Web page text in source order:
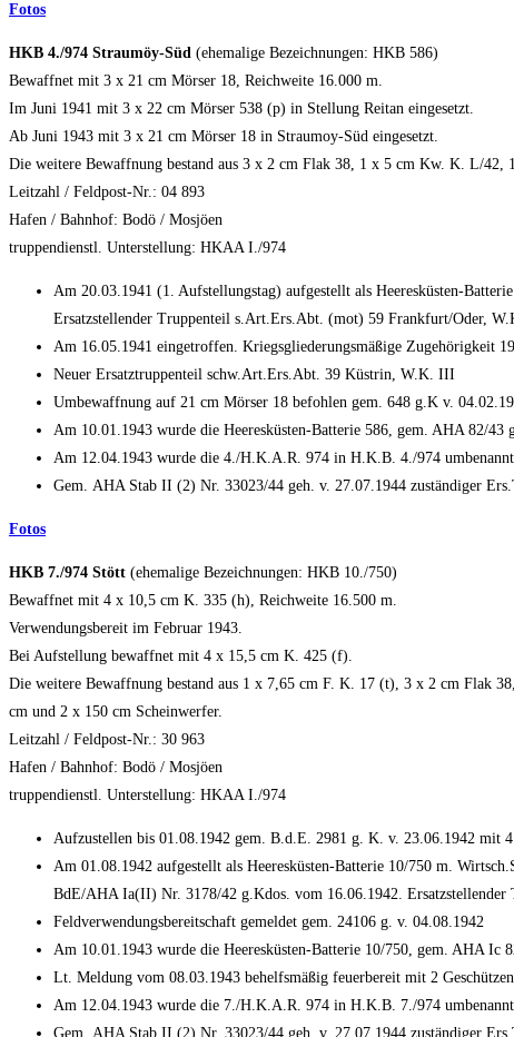
Fotos
HKB 4./974 Straumöy-Süd (ehemalige Bezeichnungen: HKB 586)
Bewaffnet mit 3 x 21 cm Mörser 18, Reichweite 16.000 m.
Im Juni 1941 mit 3 x 22 cm Mörser 538 (p) in Stellung Reitan eingesetzt.
Ab Juni 1943 mit 3 x 21 cm Mörser 18 in Straumoy-Süd eingesetzt.
Die weitere Bewaffnung bestand aus 3 x 2 cm Flak 38, 1 x 5 cm Kw. K. L/
Leitzahl / Feldpost-Nr.: 04 893
Hafen / Bahnhof: Bodö / Mosjöen
truppendienstl. Unterstellung: HKAA I./974
Am 20.03.1941 (1. Aufstellungstag) aufgestellt als Heeresküsten-
Ersatzstellender Truppenteil s.Art.Ers.Abt. (mot) 59 Frankfurt/Oder,
Am 16.05.1941 eingetroffen. Kriegsgliederungsmäßige Zugehörigkeit
Neuer Ersatztruppenteil schw.Art.Ers.Abt. 39 Küstrin, W.K. III
Umbewaffnung auf 21 cm Mörser 18 befohlen gem. 648 g.K v.
Am 10.01.1943 wurde die Heeresküsten-Batterie 586, gem. AHA 82/
Am 12.04.1943 wurde die 4./H.K.A.R. 974 in H.K.B. 4./974 umbenannt
Gem. AHA Stab II (2) Nr. 33023/44 geh. v. 27.07.1944 zuständiger
Fotos
HKB 7./974 Stött (ehemalige Bezeichnungen: HKB 10./750)
Bewaffnet mit 4 x 10,5 cm K. 335 (h), Reichweite 16.500 m.
Verwendungsbereit im Februar 1943.
Bei Aufstellung bewaffnet mit 4 x 15,5 cm K. 425 (f).
Die weitere Bewaffnung bestand aus 1 x 7,65 cm F. K. 17 (t), 3 x 2 cm
cm und 2 x 150 cm Scheinwerfer.
Leitzahl / Feldpost-Nr.: 30 963
Hafen / Bahnhof: Bodö / Mosjöen
truppendienstl. Unterstellung: HKAA I./974
Aufzustellen bis 01.08.1942 gem. B.d.E. 2981 g. K. v. 23.06.1942 mit
Am 01.08.1942 aufgestellt als Heeresküsten-Batterie 10/750 m.
BdE/AHA Ia(II) Nr. 3178/42 g.Kdos. vom 16.06.1942.
Feldverwendungsbereitschaft gemeldet gem. 24106 g. v. 04.08.1942
Am 10.01.1943 wurde die Heeresküsten-Batterie 10/750, gem. AHA Ic
Lt. Meldung vom 08.03.1943 behelfsmäßig feuerbereit mit 2 Geschützen
Am 12.04.1943 wurde die 7./H.K.A.R. 974 in H.K.B. 7./974 umbenannt
Gem. AHA Stab II (2) Nr. 33023/44 geh. v. 27.07.1944 zuständiger